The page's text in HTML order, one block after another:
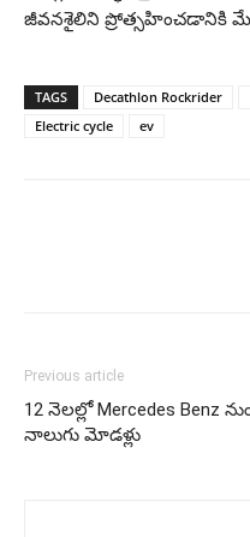
జీవనశైలిని ప్రోత్సహించడానికి
TAGS Decathlon Rockrider
Electric cycle
ev
Previous article
12 నెల‌ల్లో Mercedes Benz
నాలుగు మోడ‌ళ్లు